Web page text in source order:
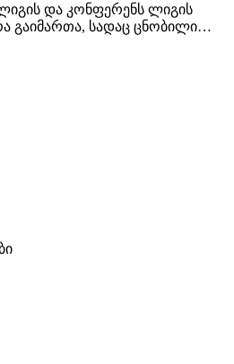
და კონფერენს ლიგის
გაიმართა, სადაც ცნობილი
ლიგის ფლეი-ოფში გავა,
მარცხის შემთხვევაშ…